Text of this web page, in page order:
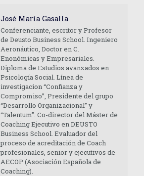
José María Gasalla
Conferenciante, escritor y Profesor
de Deusto Business School. Ingeniero
Aeronáutico, Doctor en C.
Enonómicas y Empresariales.
Diploma de Estudios avanzados en
Psicología Social. Línea de
investigacion “Confianza y
Compromiso”, Presidente del grupo
“Desarrollo Organizacional” y
“Talentum”. Co-director del Máster de
Coaching Ejecutivo en DEUSTO
Business School. Evaluador del
proceso de acreditación de Coach
profesionales, senior y ejecutivos de
AECOP (Asociación Española de
Coaching).